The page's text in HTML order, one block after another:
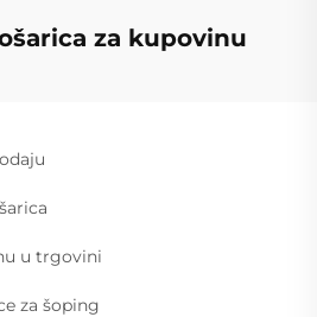
za kupovinu
u trgovini
za šoping